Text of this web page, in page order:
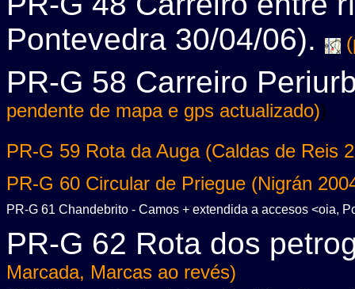
Pontevedra 30/04/06).
PR-G 58 Carreiro
pendente de mapa e gps actualizado))
PR-G 59 Rota da Auga (Caldas de Reis
PR-G 60 Circular de Priegue (Nigrán
PR-G 61 Chandebrito - Camos + extendida a accesos <oia,
PR-G 62 Rota dos
Marcada, Marcas ao revés)